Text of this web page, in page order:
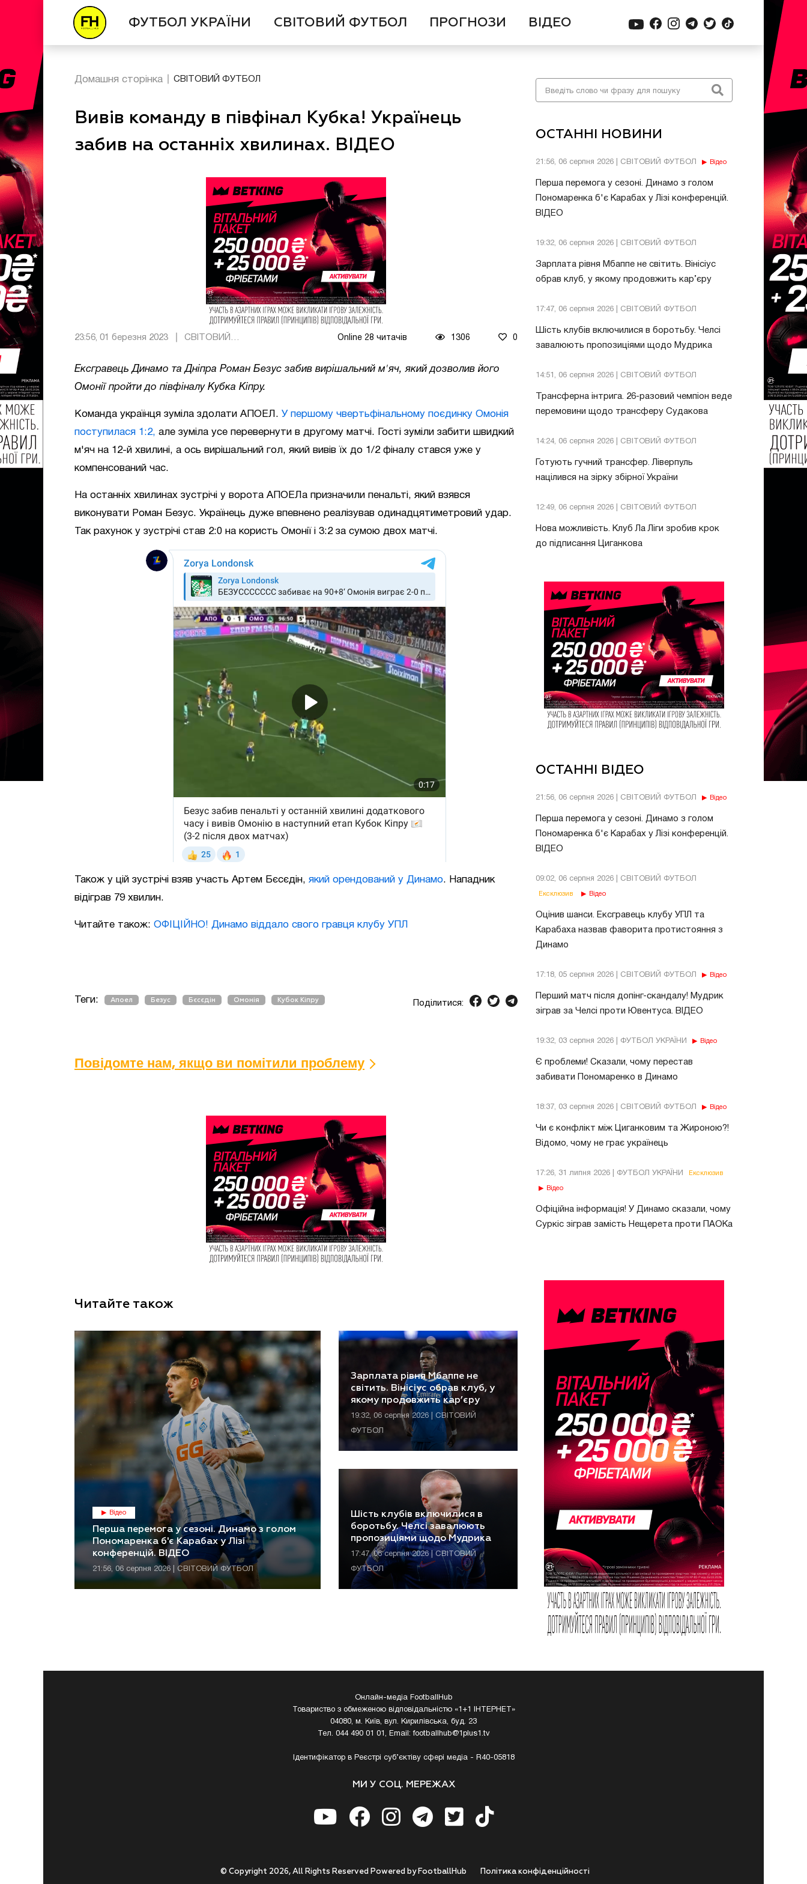
ФУТБОЛ УКРАЇНИ СВІТОВИЙ ФУТБОЛ ПРОГНОЗИ ВІДЕО
ОСТАННІ НОВИНИ
21:56, 06 серпня 2026 | СВІТОВИЙ ФУТБОЛ Відео
Перша перемога у сезоні. Динамо з голом
Пономаренка б'є Карабах у Лізі конференцій.
ВІДЕО
19:32, 06 серпня 2026 | СВІТОВИЙ ФУТБОЛ
Зарплата рівня Мбаппе не світить. Вінісіус
обрав клуб, у якому продовжить кар’єру
17:47, 06 серпня 2026 | СВІТОВИЙ ФУТБОЛ
Шість клубів включилися в боротьбу. Челсі
завалюють пропозиціями щодо Мудрика
14:51, 06 серпня 2026 | СВІТОВИЙ ФУТБОЛ
Трансферна інтрига. 26-разовий чемпіон веде
перемовини щодо трансферу Судакова
14:24, 06 серпня 2026 | СВІТОВИЙ ФУТБОЛ
Готують гучний трансфер. Ліверпуль
націлився на зірку збірної України
12:49, 06 серпня 2026 | СВІТОВИЙ ФУТБОЛ
Нова можливість. Клуб Ла Ліги зробив крок
до підписання Циганкова
ОСТАННІ ВІДЕО
21:56, 06 серпня 2026 | СВІТОВИЙ ФУТБОЛ Відео
Перша перемога у сезоні. Динамо з голом
Пономаренка б'є Карабах у Лізі конференцій.
ВІДЕО
09:02, 06 серпня 2026 | СВІТОВИЙ ФУТБОЛ
Ексклюзив Відео
Оцінив шанси. Ексгравець клубу УПЛ та
Карабаха назвав фаворита протистояння з
Динамо
17:18, 05 серпня 2026 | СВІТОВИЙ ФУТБОЛ Відео
Перший матч після допінг-скандалу! Мудрик
зіграв за Челсі проти Ювентуса. ВІДЕО
19:32, 03 серпня 2026 | ФУТБОЛ УКРАЇНИ Відео
Є проблеми! Сказали, чому перестав
забивати Пономаренко в Динамо
18:37, 03 серпня 2026 | СВІТОВИЙ ФУТБОЛ Відео
Чи є конфлікт між Циганковим та Жироною?!
Відомо, чому не грає українець
17:26, 31 липня 2026 | ФУТБОЛ УКРАЇНИ Ексклюзив
Відео
Офіційна інформація! У Динамо сказали, чому
Суркіс зіграв замість Нещерета проти ПАОКа
Домашня сторінка СВІТОВИЙ ФУТБОЛ
Вивів команду в півфінал Кубка! Українець
забив на останніх хвилинах. ВІДЕО
23:56, 01 березня 2023 Online 28 читачів 1306 0
Ексгравець Динамо та Дніпра Роман Безус забив вирішальний м'яч, який дозволив його
Омонії пройти до півфіналу Кубка Кіпру.
Команда українця зуміла здолати АПОЕЛ. У першому чвертьфінальному поєдинку Омонія
поступилася 1:2, але зуміла усе перевернути в другому матчі. Гості зуміли забити швидкий
м'яч на 12-й хвилині, а ось вирішальний гол, який вивів їх до 1/2 фіналу стався уже у
компенсований час.
На останніх хвилинах зустрічі у ворота АПОЕЛа призначили пенальті, який взявся
виконувати Роман Безус. Українець дуже впевнено реалізував одинадцятиметровий удар.
Так рахунок у зустрічі став 2:0 на користь Омонії і 3:2 за сумою двох матчі.
Також у цій зустрічі взяв участь Артем Бєсєдін, який орендований у Динамо. Нападник
відіграв 79 хвилин.
Читайте також: ОФІЦІЙНО! Динамо віддало свого гравця клубу УПЛ
Теги: Апоел Безус Бєсєдін Омонія Кубок Кіпру Поділитися:
Повідомте нам, якщо ви помітили проблему
Читайте також
Відео
Перша перемога у сезоні. Динамо з голом
Пономаренка б'є Карабах у Лізі
конференцій. ВІДЕО
21:56, 06 серпня 2026 | СВІТОВИЙ ФУТБОЛ
Зарплата рівня Мбаппе не
світить. Вінісіус обрав клуб, у
якому продовжить кар’єру
19:32, 06 серпня 2026 | СВІТОВИЙ
ФУТБОЛ
Шість клубів включилися в
боротьбу. Челсі завалюють
пропозиціями щодо Мудрика
17:47, 06 серпня 2026 | СВІТОВИЙ
ФУТБОЛ
Онлайн-медіа FootballHub
Товариство з обмеженою відповідальністю «1+1 ІНТЕРНЕТ»
04080, м. Київ, вул. Кирилівська, буд. 23
Тел. 044 490 01 01, Email:footballhub@1plus1.tv
Ідентифікатор в Реєстрі суб’єктіву сфері медіа - R40-05818
МИ У СОЦ. МЕРЕЖАХ
Полiтика конфiденцiйностi
© Copyright 2026, All Rights Reserved Powered by FootballHub